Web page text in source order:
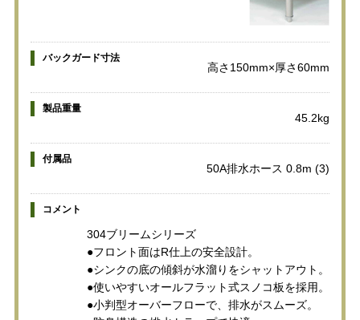
バックガード寸法
高さ150mm×厚さ60mm
製品重量
45.2kg
付属品
50A排水ホース 0.8m (3)
コメント
304ブリームシリーズ
●フロント面はR仕上の安全設計。
●シンクの底の傾斜が水溜りをシャットアウト。
●使いやすいオールフラット式スノコ板を採用。
●小判型オーバーフローで、排水がスムーズ。